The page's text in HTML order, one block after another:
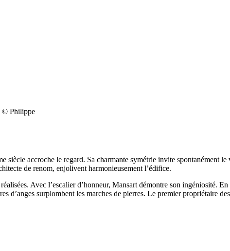
© Philippe
siècle accroche le regard. Sa charmante symétrie invite spontanément
de renom, enjolivent harmonieusement l’édifice.
Avec l’escalier d’honneur, Mansart démontre son ingéniosité.
d’anges surplombent les marches de pierres. Le premier